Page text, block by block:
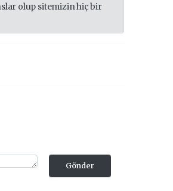
olup sitemizin hiç bir
Gönder